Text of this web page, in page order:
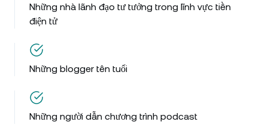
Những nhà lãnh đạo tư tưởng trong lĩnh vực tiền
điện tử
Những blogger tên tuổi
Những người dẫn chương trình podcast